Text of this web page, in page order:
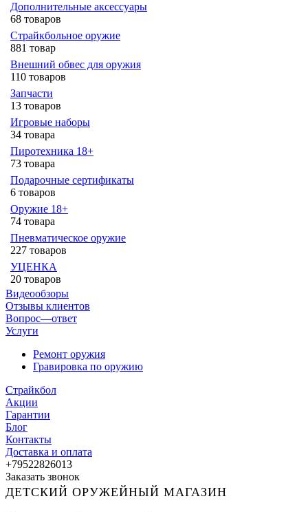
Дополнительные аксессуары
68 товаров
Страйкбольное оружие
881 товар
Внешний обвес для оружия
110 товаров
Запчасти
13 товаров
Игровые наборы
34 товара
Пиротехника 18+
73 товара
Подарочные сертификаты
6 товаров
Оружие 18+
74 товара
Пневматическое оружие
227 товаров
УЦЕНКА
20 товаров
Видеообзоры
Отзывы клиентов
Вопрос—ответ
Услуги
Ремонт оружия
Гравировка по оружию
Страйкбол
Акции
Гарантии
Блог
Контакты
Доставка и оплата
+79522826013
Заказать звонок
ДЕТСКИЙ ОРУЖЕЙНЫЙ МАГАЗИН